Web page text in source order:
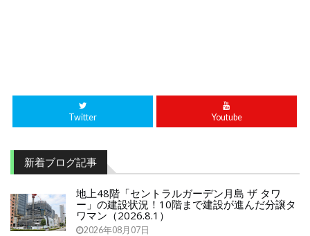
Twitter Youtube
新着ブログ記事
地上48階「セントラルガーデン月島 ザ タワ
ー」の建設状況！10階まで建設が進んだ分譲タ
ワマン（2026.8.1）
2026年08月07日